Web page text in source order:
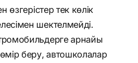
өзгерістер тек көлік
шектелмейді.
арнайы
беру, автошколалар